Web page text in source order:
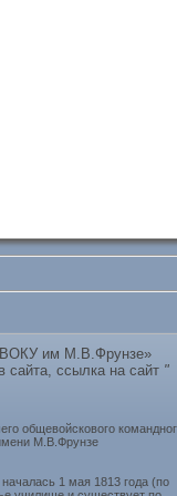
им М.В.Фрунзе»
сайта, ссылка на сайт "
общевойскового
М.В.Фрунзе
1 мая 1813 года (по